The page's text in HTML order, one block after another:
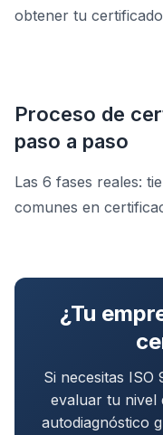
obtener tu
Proceso de
paso a paso
Las 6 fases reales:
comunes en
¿Tu
Si necesitas ISO
evaluar tu nivel
autodiagnóstico